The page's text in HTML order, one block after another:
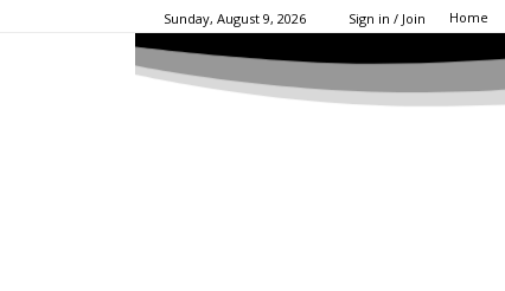
Sunday, August 9, 2026 Sign in / Join Home